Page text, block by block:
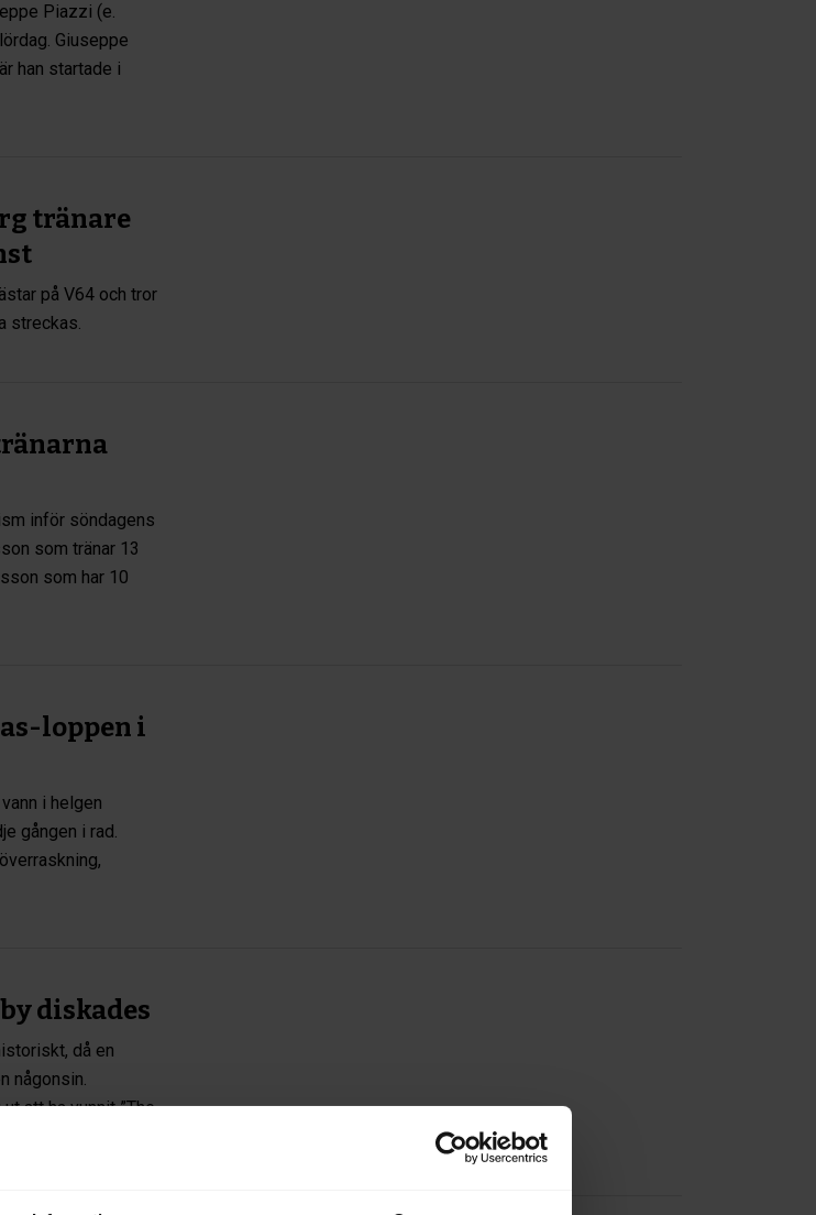
Piazzi (e.
Giuseppe
han startade i
tränare
på V64 och tror
streckas.
inför söndagens
som tränar 13
som har 10
loppen i
i helgen
gången i rad.
diskades
då en
någonsin.
att ha vunnit ”The